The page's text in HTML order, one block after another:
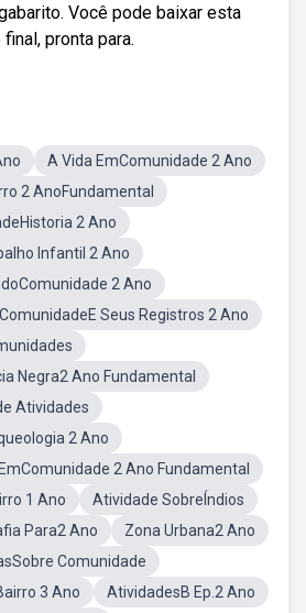
Você pode baixar esta
pronta para.
A Vida EmComunidade 2 Ano
2 AnoFundamental
2 Ano
Infantil 2 Ano
2 Ano
Seus Registros 2 Ano
Negra2 Ano Fundamental
Atividades
2 Ano
2 Ano Fundamental
1 Ano
Atividade SobreÍndios
Para2 Ano
Zona Urbana2 Ano
Comunidade
3 Ano
AtividadesB Ep.2 Ano